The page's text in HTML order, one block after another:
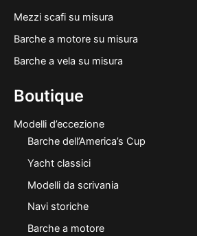
Mezzi scafi su misura
Barche a motore su misura
Barche a vela su misura
Boutique
Modelli d’eccezione
Barche dell’America’s Cup
Yacht classici
Modelli da scrivania
Navi storiche
Barche a motore